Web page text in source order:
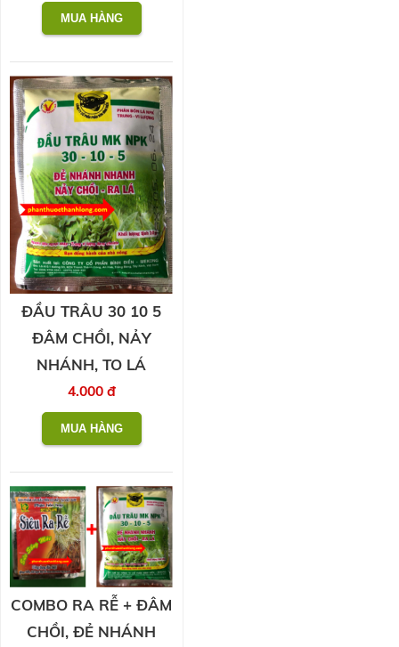
ĐẦU TRÂU 30 10 5
ĐÂM CHỒI, NẢY
NHÁNH, TO LÁ
4.000 đ
COMBO RA RỄ + ĐÂM
CHỒI, ĐẺ NHÁNH